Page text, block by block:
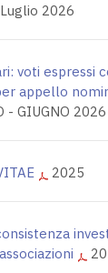
2026
voti espressi
appello
- GIUGNO 2026
2025